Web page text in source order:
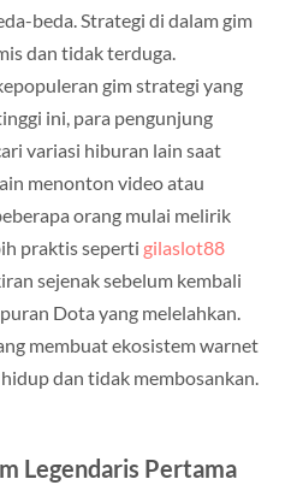
beda. Strategi di dalam gim
dan tidak terduga.
gim strategi yang
ini, para pengunjung
variasi hiburan lain saat
menonton video atau
orang mulai melirik
praktis seperti gilaslot88
sejenak sebelum kembali
Dota yang melelahkan.
membuat ekosistem warnet
dan tidak membosankan.
Legendaris Pertama